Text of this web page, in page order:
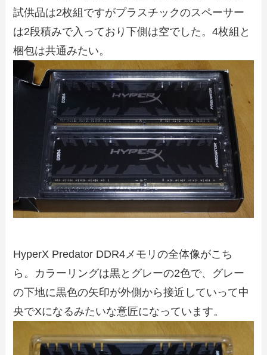
試供品は2枚組ですがプラスチックのスペーサー
は2段積みで入っており下側は空でした。4枚組と
梱包は共通みたい。
HyperX Predator DDR4メモリの全体像がこち
ら。カラーリングは黒とグレーの2色で、グレー
の下地に黒色の矢印が外側から接近していって中
央でXになるみたいな意匠になっています。